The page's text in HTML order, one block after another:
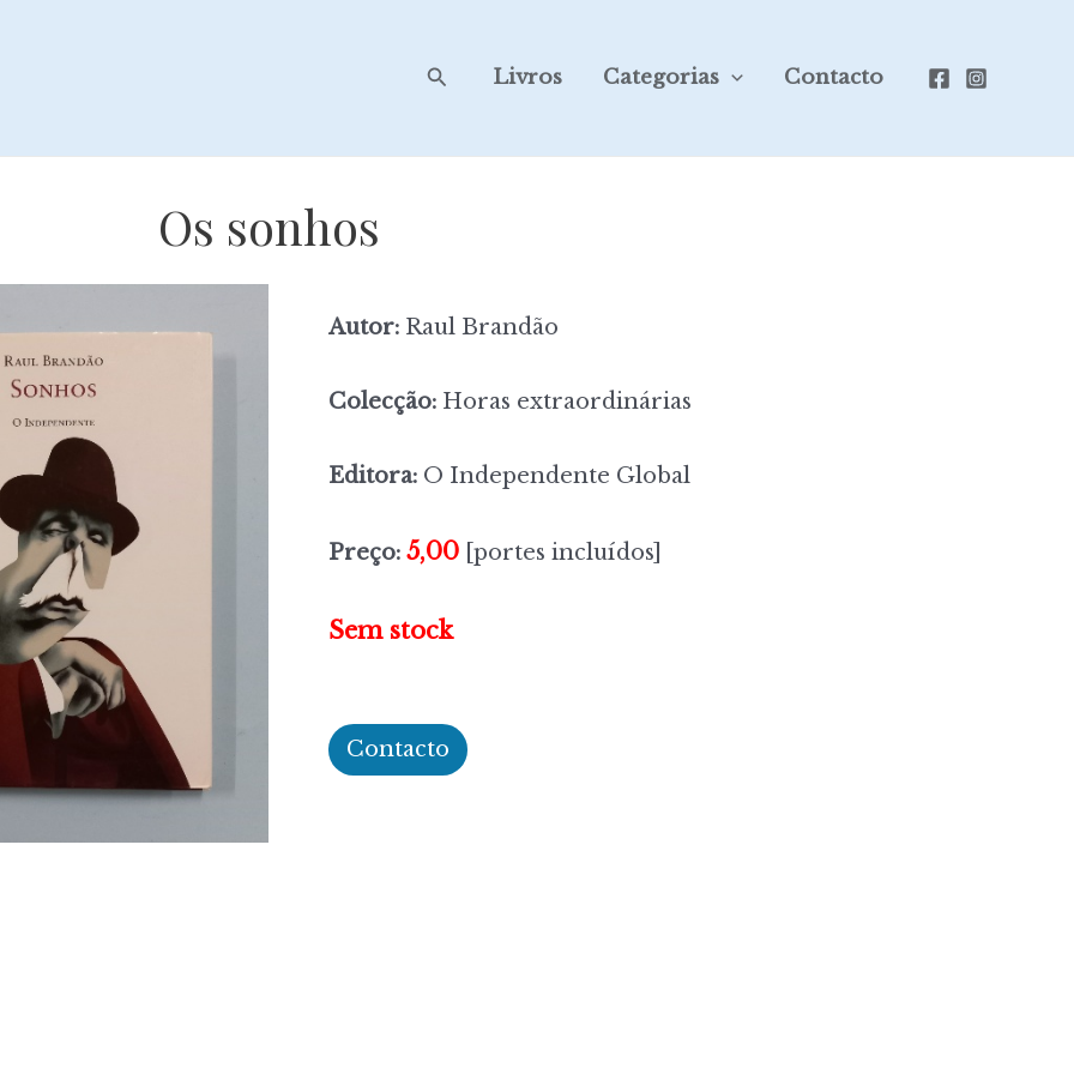
SearchLivros Categorias Contacto
Os sonhos
Autor: Raul Brandão
Colecção: Horas extraordinárias
Editora: O Independente Global
Preço: 5,00 [portes incluídos]
Sem stock
Contacto